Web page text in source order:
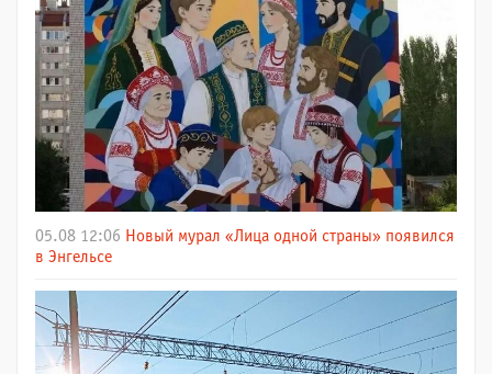
05.08 12:06 Новый мурал «Лица одной страны» появился
в Энгельсе